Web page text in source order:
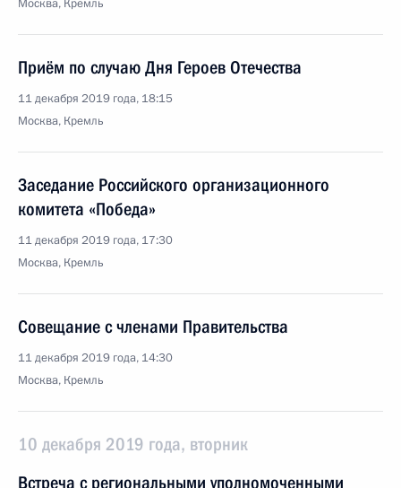
Москва, Кремль
Приём по случаю Дня Героев Отечества
11 декабря 2019 года, 18:15
Москва, Кремль
Заседание Российского организационного
комитета «Победа»
11 декабря 2019 года, 17:30
Москва, Кремль
Совещание с членами Правительства
11 декабря 2019 года, 14:30
Москва, Кремль
10 декабря 2019 года, вторник
Встреча с региональными уполномоченными